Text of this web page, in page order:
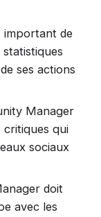
important de
ses actions
Manager
critiques qui
sociaux
doit
avec les